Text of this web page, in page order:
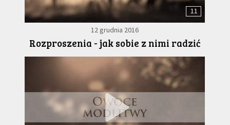
11
12 grudnia 2016
Rozproszenia - jak sobie z nimi radzić